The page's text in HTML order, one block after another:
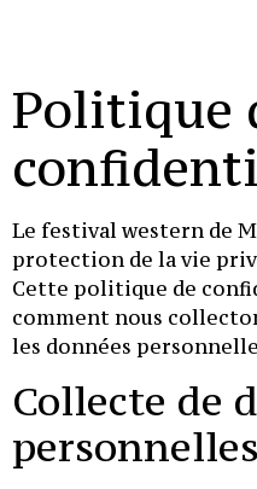
Politique
Le festival western de
protection de la vie
Cette politique de
comment nous
les données
Collecte de
personnelles